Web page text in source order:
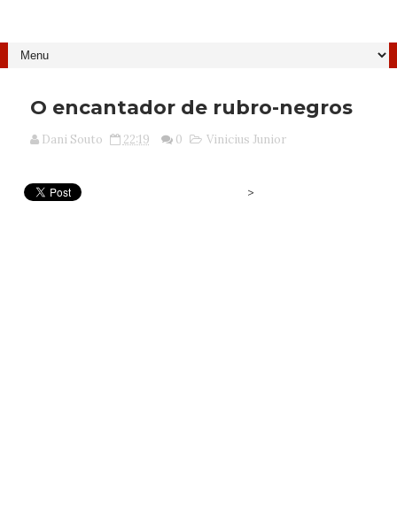
O encantador de rubro-negros
Dani Souto 22:19 0 Vinicius Junior
>